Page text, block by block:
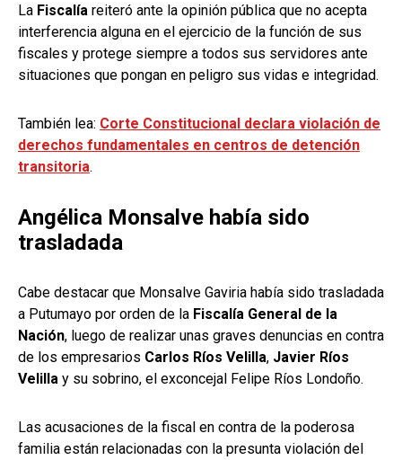
La Fiscalía reiteró ante la opinión pública que no acepta
interferencia alguna en el ejercicio de la función de sus
fiscales y protege siempre a todos sus servidores ante
situaciones que pongan en peligro sus vidas e integridad.
También lea: Corte Constitucional declara violación de
derechos fundamentales en centros de detención
transitoria.
Angélica Monsalve había sido
trasladada
Cabe destacar que Monsalve Gaviria había sido trasladada
a Putumayo por orden de la Fiscalía General de la
Nación, luego de realizar unas graves denuncias en contra
de los empresarios Carlos Ríos Velilla, Javier Ríos
Velilla y su sobrino, el exconcejal Felipe Ríos Londoño.
Las acusaciones de la fiscal en contra de la poderosa
familia están relacionadas con la presunta violación del